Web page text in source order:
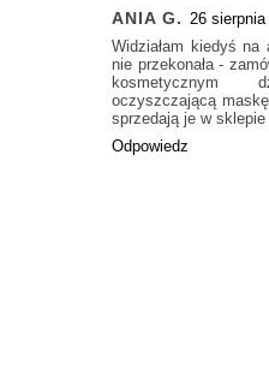
ANIA G. 26
Widziałam kiedyś
nie przekonała -
kosmetycznym
oczyszczającą
sprzedają je w
Odpowiedz